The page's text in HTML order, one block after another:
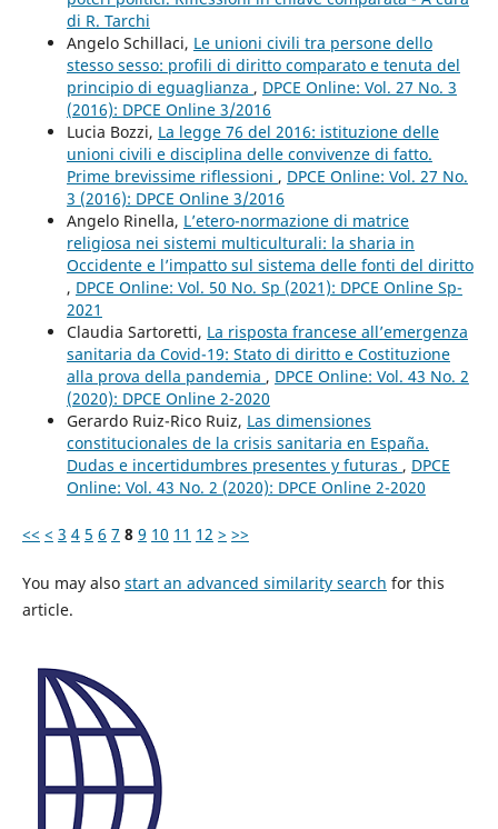
di R. Tarchi
Angelo Schillaci, Le unioni civili tra persone dello
stesso sesso: profili di diritto comparato e tenuta del
principio di eguaglianza , DPCE Online: Vol. 27 No. 3
(2016): DPCE Online 3/2016
Lucia Bozzi, La legge 76 del 2016: istituzione delle
unioni civili e disciplina delle convivenze di fatto.
Prime brevissime riflessioni , DPCE Online: Vol. 27 No.
3 (2016): DPCE Online 3/2016
Angelo Rinella, L’etero-normazione di matrice
religiosa nei sistemi multiculturali: la sharia in
Occidente e l’impatto sul sistema delle fonti del diritto
, DPCE Online: Vol. 50 No. Sp (2021): DPCE Online Sp-
2021
Claudia Sartoretti, La risposta francese all’emergenza
sanitaria da Covid-19: Stato di diritto e Costituzione
alla prova della pandemia , DPCE Online: Vol. 43 No. 2
(2020): DPCE Online 2-2020
Gerardo Ruiz-Rico Ruiz, Las dimensiones
constitucionales de la crisis sanitaria en España.
Dudas e incertidumbres presentes y futuras , DPCE
Online: Vol. 43 No. 2 (2020): DPCE Online 2-2020
<< < 3 4 5 6 7 8 9 10 11 12 > >>
You may also start an advanced similarity search for this
article.